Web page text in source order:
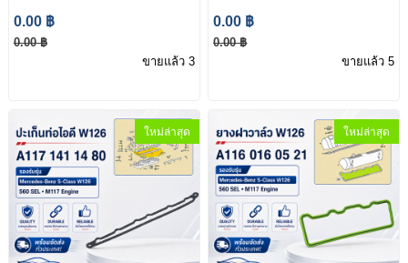
Pair New Bilstein
Mercedes-Benz W126
380SEL 560SEL
0.00 ฿
0.00 ฿
ขายแล้ว 3
New Bilstein Mercedes-
Benz W126 380SEL
560SEL
0.00 ฿
0.00 ฿
ขายแล้ว 5
ใหม่ล่าสุด ใหม่ล่าสุด